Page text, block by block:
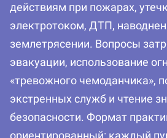
действиям при пожарах,
электротоком, ДТП,
землетрясении. Вопросы
эвакуации, использование
«тревожного чемоданчика»,
экстренных служб и чтение
безопасности. Формат